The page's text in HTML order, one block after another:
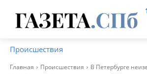
Происшествия
Главная Происшествия
В Петербурге